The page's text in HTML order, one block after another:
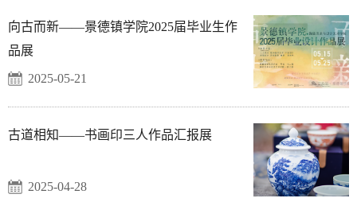
向古而新——景德镇学院2025届毕业生作
品展
2025-05-21
古道相知——书画印三人作品汇报展
2025-04-28